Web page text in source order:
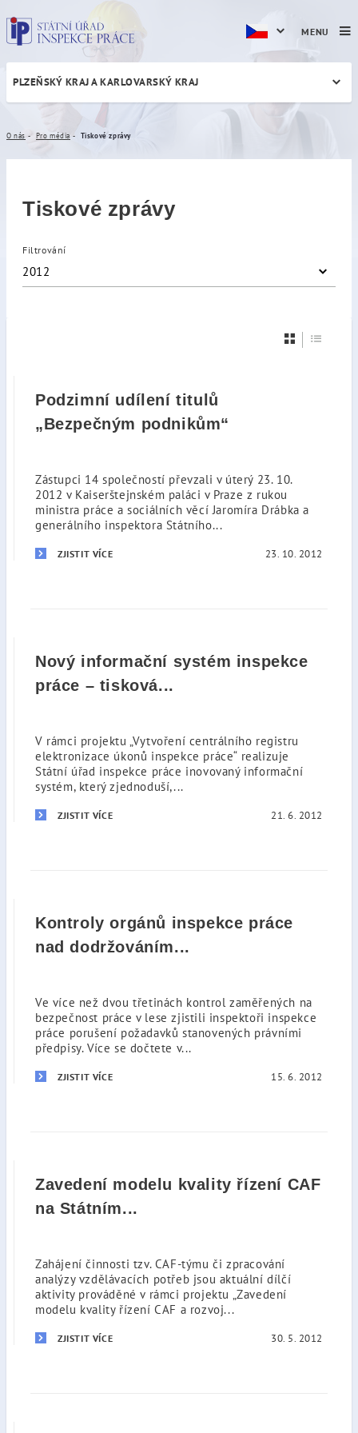
Tiskové zprávy
PLZEŇSKÝ KRAJ A KARLOVARSKÝ KRAJ
O nás Pro média Tiskové zprávy
Tiskové zprávy
Filtrování
2012
Podzimní udílení titulů
„Bezpečným podnikům“
Zástupci 14 společností převzali v úterý 23. 10.
2012 v Kaiserštejnském paláci v Praze z rukou
ministra práce a sociálních věcí Jaromíra Drábka a
generálního inspektora Státního...
ZJISTIT VÍCE 23. 10. 2012
Nový informační systém inspekce
práce – tisková...
V rámci projektu „Vytvoření centrálního registru
elektronizace úkonů inspekce práce“ realizuje
Státní úřad inspekce práce inovovaný informační
systém, který zjednoduší,...
ZJISTIT VÍCE 21. 6. 2012
Kontroly orgánů inspekce práce
nad dodržováním...
Ve více než dvou třetinách kontrol zaměřených na
bezpečnost práce v lese zjistili inspektoři inspekce
práce porušení požadavků stanovených právními
předpisy. Více se dočtete v...
ZJISTIT VÍCE 15. 6. 2012
Zavedení modelu kvality řízení CAF
na Státním...
Zahájení činnosti tzv. CAF-týmu či zpracování
analýzy vzdělávacích potřeb jsou aktuální dílčí
aktivity prováděné v rámci projektu „Zavedení
modelu kvality řízení CAF a rozvoj...
ZJISTIT VÍCE 30. 5. 2012
MENU